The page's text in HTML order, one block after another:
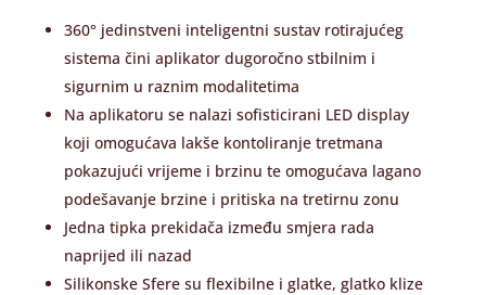
360° jedinstveni inteligentni sustav rotirajućeg
sistema čini aplikator dugoročno stbilnim i
sigurnim u raznim modalitetima
Na aplikatoru se nalazi sofisticirani LED display
koji omogućava lakše kontoliranje tretmana
pokazujući vrijeme i brzinu te omogućava lagano
podešavanje brzine i pritiska na tretirnu zonu
Jedna tipka prekidača između smjera rada
naprijed ili nazad
Silikonske Sfere su flexibilne i glatke, glatko klize